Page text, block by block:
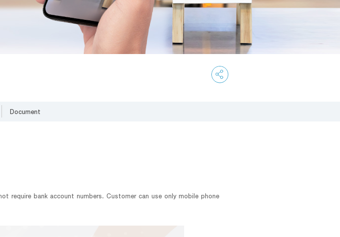
Document
require bank account numbers. Customer can use only mobile phone